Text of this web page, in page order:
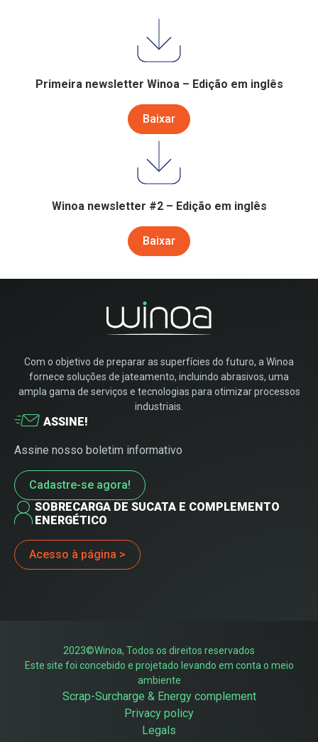
Primeira newsletter Winoa – Edição em inglês
Baixar
Winoa newsletter #2 – Edição em inglês
Baixar
Com o objetivo de preparar as superfícies do futuro, a Winoa
fornece soluções de jateamento, incluindo abrasivos, uma
ampla gama de serviços e tecnologias para otimizar processos
industriais.
ASSINE!
Assine nosso boletim informativo
Cadastre-se agora!
SOBRECARGA DE SUCATA E COMPLEMENTO
ENERGÉTICO
Acesso à página >
2023©Winoa, Todos os direitos reservados
Este site foi concebido e projetado levando em conta o meio
ambiente
Scrap-Surcharge & Energy complement
Privacy policy
Legals